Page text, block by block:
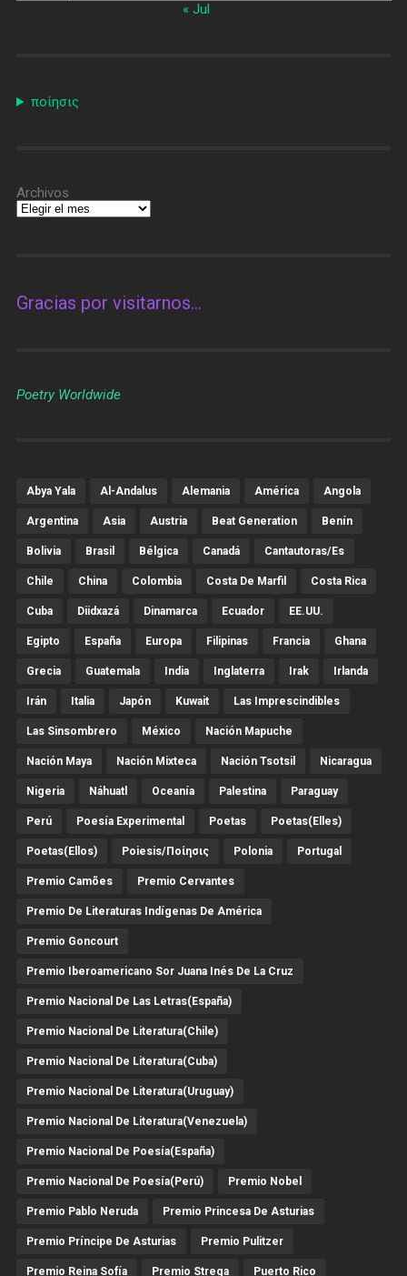
« Jul
ποίησις
Archivos
Gracias por visitarnos…
Poetry Worldwide
Abya Yala Al-Andalus Alemania América Angola
Argentina Asia Austria Beat Generation Benín
Bolivia Brasil Bélgica Canadá Cantautoras/es
Chile China Colombia Costa De Marfil Costa Rica
Cuba Diidxazá Dinamarca Ecuador EE.UU.
Egipto España Europa Filipinas Francia Ghana
Grecia Guatemala India Inglaterra Irak Irlanda
Irán Italia Japón Kuwait Las Imprescindibles
Las Sinsombrero México Nación Mapuche
Nación Maya Nación Mixteca Nación Tsotsil Nicaragua
Nigeria Náhuatl Oceanía Palestina Paraguay
Perú Poesía Experimental Poetas Poetas(Elles)
Poetas(Ellos) Poiesis/ποίησις Polonia Portugal
Premio Camões Premio Cervantes
Premio De Literaturas Indígenas De América
Premio Goncourt
Premio Iberoamericano Sor Juana Inés De La Cruz
Premio Nacional De Las Letras(España)
Premio Nacional De Literatura(Chile)
Premio Nacional De Literatura(Cuba)
Premio Nacional De Literatura(Uruguay)
Premio Nacional De Literatura(Venezuela)
Premio Nacional De Poesía(España)
Premio Nacional De Poesía(Perú) Premio Nobel
Premio Pablo Neruda Premio Princesa De Asturias
Premio Príncipe De Asturias Premio Pulitzer
Premio Reina Sofía Premio Strega Puerto Rico